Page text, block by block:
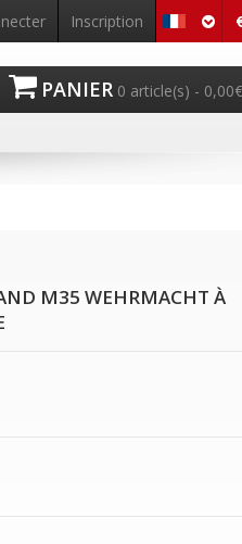
Inscription
PANIER 0 article(s) - 0,00€
M35 WEHRMACHT À